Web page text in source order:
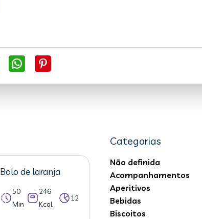
Bolo de laranja
50
Min
246
Kcal
12
Categorias
Não definida
Acompanhamentos
Aperitivos
Bebidas
Biscoitos